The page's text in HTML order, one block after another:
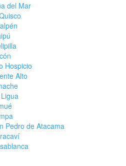
del Mar
Hospicio
Alto
Pedro de Atacama